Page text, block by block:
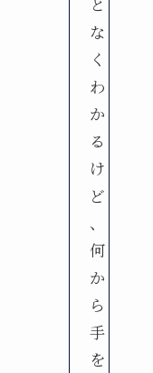
な
く
わ
か
る
け
ど
、
何
か
ら
手
を